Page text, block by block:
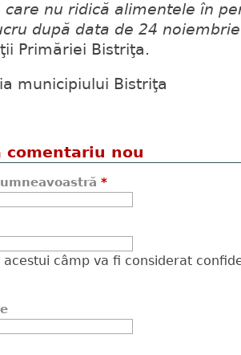
care nu ridică alimentele în
după data de 24
Primăriei Bistriţa.
municipiului Bistriţa
comentariu nou
*
acestui câmp va fi considerat